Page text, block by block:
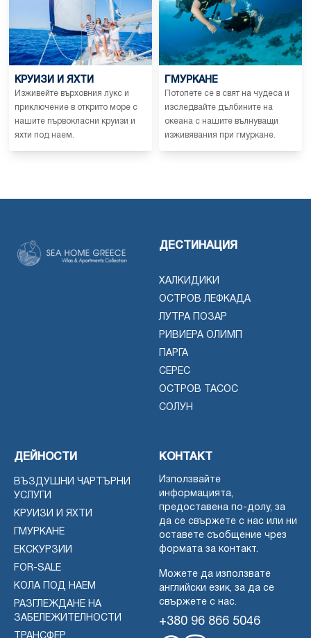
КРУИЗИ И ЯХТИ
Изживейте върховния лукс и
приключение в открито море с
нашите първокласни круизи и
яхти под наем.
ГМУРКАНЕ
Потопете се в свят на чудеса и
изследвайте дълбините на
океана с нашите вълнуващи
изживявания при гмуркане.
ДЕСТИНАЦИЯ
ХАЛКИДИКИ
ОСТРОВ ЛЕФКАДА
ЛУТРА ПОЗАР
РИВИЕРА ОЛИМП
ПАРГА
СЕРЕС
ОСТРОВ ТАСОС
СОЛУН
ДЕЙНОСТИ
ВЪЗДУШНИ ЧАРТЪРНИ
УСЛУГИ
КРУИЗИ И ЯХТИ
ГМУРКАНЕ
ЕКСКУРЗИИ
FOR-SALE
КОЛА ПОД НАЕМ
РАЗГЛЕЖДАНЕ НА
ЗАБЕЛЕЖИТЕЛНОСТИ
КОНТАКТ
Използвайте
информацията,
предоставена по-долу, за
да се свържете с нас или ни
оставете съобщение чрез
формата за контакт.
Можете да използвате
английски език, за да се
свържете с нас.
+380 96 866 5046